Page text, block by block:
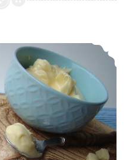
Spuitchocolade